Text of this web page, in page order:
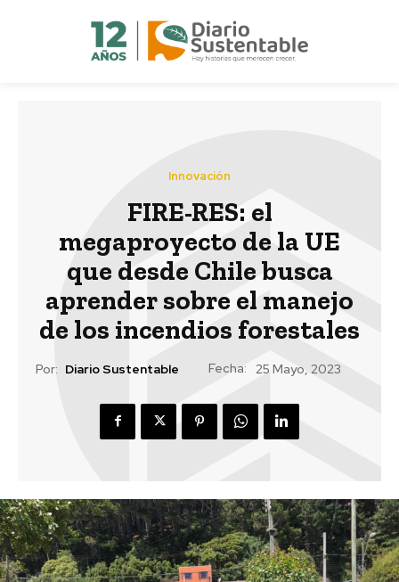
Innovación
FIRE-RES: el
megaproyecto de la UE
que desde Chile busca
aprender sobre el manejo
de los incendios forestales
Por: Diario Sustentable Fecha: 25 Mayo, 2023